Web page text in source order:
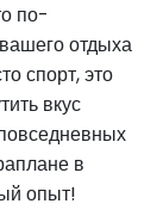
по-
отдыха
спорт, это
вкус
в
опыт!